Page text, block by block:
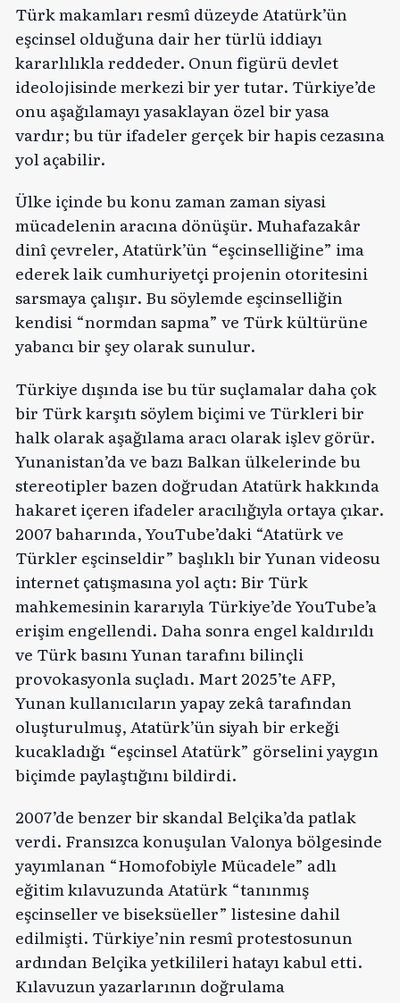
Türk makamları resmî düzeyde Atatürk’ün
eşcinsel olduğuna dair her türlü iddiayı
kararlılıkla reddeder. Onun figürü devlet
ideolojisinde merkezi bir yer tutar. Türkiye’de
onu aşağılamayı yasaklayan özel bir yasa
vardır; bu tür ifadeler gerçek bir hapis cezasına
yol açabilir.
Ülke içinde bu konu zaman zaman siyasi
mücadelenin aracına dönüşür. Muhafazakâr
dinî çevreler, Atatürk’ün “eşcinselliğine” ima
ederek laik cumhuriyetçi projenin otoritesini
sarsmaya çalışır. Bu söylemde eşcinselliğin
kendisi “normdan sapma” ve Türk kültürüne
yabancı bir şey olarak sunulur.
Türkiye dışında ise bu tür suçlamalar daha çok
bir Türk karşıtı söylem biçimi ve Türkleri bir
halk olarak aşağılama aracı olarak işlev görür.
Yunanistan’da ve bazı Balkan ülkelerinde bu
stereotipler bazen doğrudan Atatürk hakkında
hakaret içeren ifadeler aracılığıyla ortaya çıkar.
2007 baharında, YouTube’daki “Atatürk ve
Türkler eşcinseldir” başlıklı bir Yunan videosu
internet çatışmasına yol açtı: Bir Türk
mahkemesinin kararıyla Türkiye’de YouTube’a
erişim engellendi. Daha sonra engel kaldırıldı
ve Türk basını Yunan tarafını bilinçli
provokasyonla suçladı. Mart 2025’te AFP,
Yunan kullanıcıların yapay zekâ tarafından
oluşturulmuş, Atatürk’ün siyah bir erkeği
kucakladığı “eşcinsel Atatürk” görselini yaygın
biçimde paylaştığını bildirdi.
2007’de benzer bir skandal Belçika’da patlak
verdi. Fransızca konuşulan Valonya bölgesinde
yayımlanan “Homofobiyle Mücadele” adlı
eğitim kılavuzunda Atatürk “tanınmış
eşcinseller ve biseksüeller” listesine dahil
edilmişti. Türkiye’nin resmî protestosunun
ardından Belçika yetkilileri hatayı kabul etti.
Kılavuzun yazarlarının doğrulama